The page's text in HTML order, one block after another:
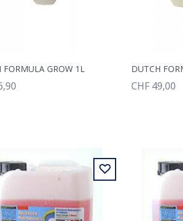
FORMULA GROW 1L DUTCH
CHF 49,00